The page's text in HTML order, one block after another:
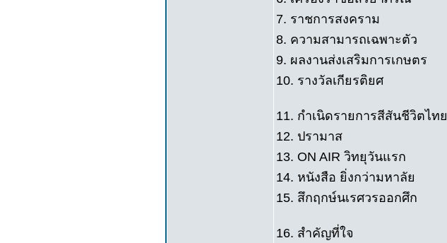
7. ราชการสงคราม
8. ความสามารถเฉพาะตัว
9. ผลงานส่งเสริมการเกษตร
10. รางวัลเกียรติยศ
11. กำเนิดรายการสีสันชีวิตไทย
12. ปรามาส
13. ON AIR วิทยุวันแรก
14. หนังสือ ยิ่งกว่ามหาลัย
15. สึกฤกษ์นเรศวรออกศึก
16. สำคัญที่ใจ